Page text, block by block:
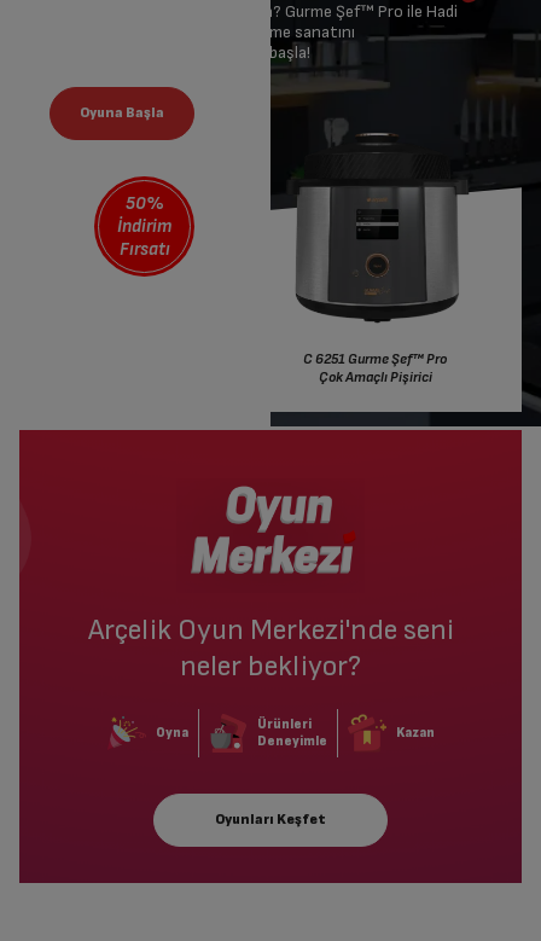
Çok lezzetli bir oyuna var mısın? Gurme Şef™ Pro ile Hadi
Pişirelim oyununda yemek pişirme sanatını
mükemmelleştirmek için şimdi başla!
50%
İndirim
Fırsatı
C 6251 Gurme Şef™ Pro
Çok Amaçlı Pişirici
Arçelik Oyun Merkezi'nde seni
neler bekliyor?
Oyna
Ürünleri
Deneyimle
Kazan